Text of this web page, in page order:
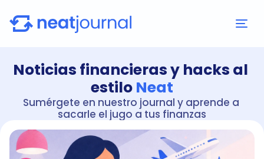
Noticias financieras y hacks al
estilo Neat
Sumérgete en nuestro journal y aprende a
sacarle el jugo a tus finanzas